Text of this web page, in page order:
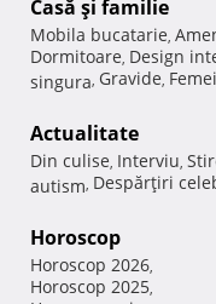
Casă şi familie
Mobila bucatarie,
Dormitoare, Design
singura, Gravide,
Actualitate
Din culise, Interviu,
autism, Despărţiri
Horoscop
Horoscop 2026,
Horoscop 2025,